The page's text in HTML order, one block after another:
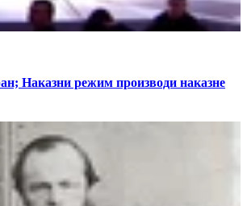
Наказни режим производи наказне